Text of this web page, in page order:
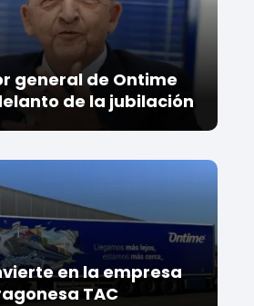
general de Ontime
de la jubilación
en la empresa
TAC